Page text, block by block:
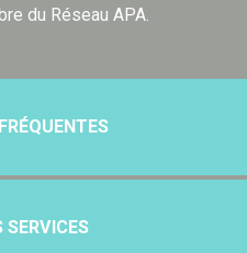
du Réseau APA.